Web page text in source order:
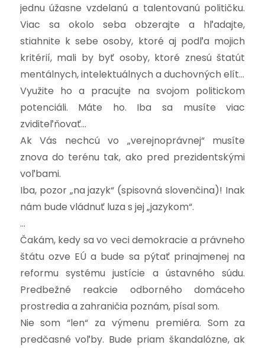
jednu úžasne vzdelanú a talentovanú političku.
Viac sa okolo seba obzerajte a hľadajte,
stiahnite k sebe osoby, ktoré aj podľa mojich
kritérií, mali by byť osoby, ktoré znesú štatút
mentálnych, intelektuálnych a duchovných elít…
Využite ho a pracujte na svojom politickom
potenciáli. Máte ho. Iba sa musíte viac
zviditeľňovať…
Ak Vás nechcú vo „verejnoprávnej“ musíte
znova do terénu tak, ako pred prezidentskými
voľbami.
Iba, pozor „na jazyk“ (spisovná slovenčina)! Inak
nám bude vládnuť luza s jej „jazykom“.
…
Čakám, kedy sa vo veci demokracie a právneho
štátu ozve EÚ a bude sa pýtať prinajmenej na
reformu systému justície a ústavného súdu.
Predbežné reakcie odborného domáceho
prostredia a zahraničia poznám, písal som.
Nie som “len“ za výmenu premiéra. Som za
predčasné voľby. Bude priam škandalózne, ak